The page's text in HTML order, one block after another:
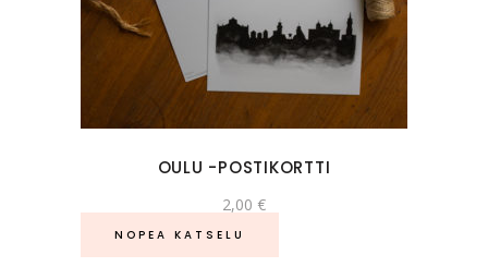
OULU -POSTIKORTTI
2,00 €
NOPEA KATSELU